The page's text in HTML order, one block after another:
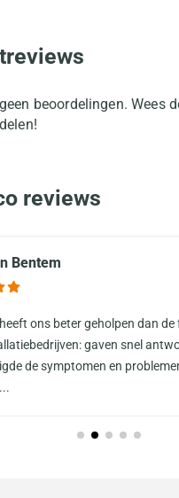
beoordelingen. Wees
reviews
Bentem
ons beter geholpen dan de
gaven snel
de symptomen en